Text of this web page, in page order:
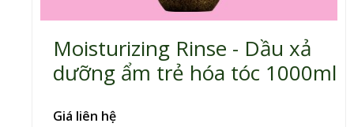
Moisturizing Rinse - Dầu xả
dưỡng ẩm trẻ hóa tóc 1000ml
Giá liên hệ